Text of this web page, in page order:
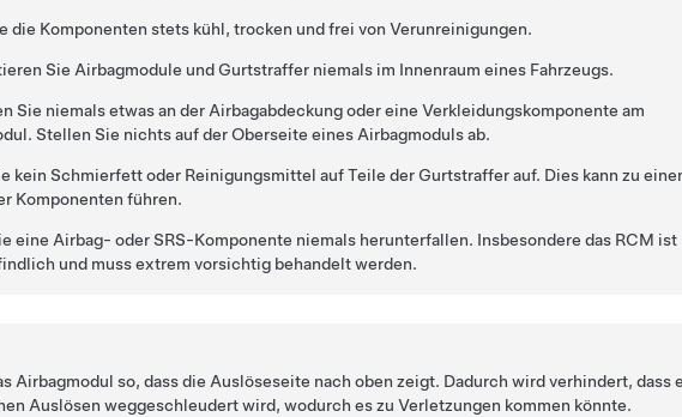
die Komponenten stets kühl, trocken und frei von Verunreinigungen.
Sie Airbagmodule und Gurtstraffer niemals im Innenraum eines Fahrzeugs.
Sie niemals etwas an der Airbagabdeckung oder eine Verkleidungskomponente am
Stellen Sie nichts auf der Oberseite eines Airbagmoduls ab.
kein Schmierfett oder Reinigungsmittel auf Teile der Gurtstraffer auf. Dies kann zu
Komponenten führen.
eine Airbag- oder SRS-Komponente niemals herunterfallen. Insbesondere das RCM ist
und muss extrem vorsichtig behandelt werden.
Airbagmodul so, dass die Auslöseseite nach oben zeigt. Dadurch wird verhindert, dass
Auslösen weggeschleudert wird, wodurch es zu Verletzungen kommen könnte.